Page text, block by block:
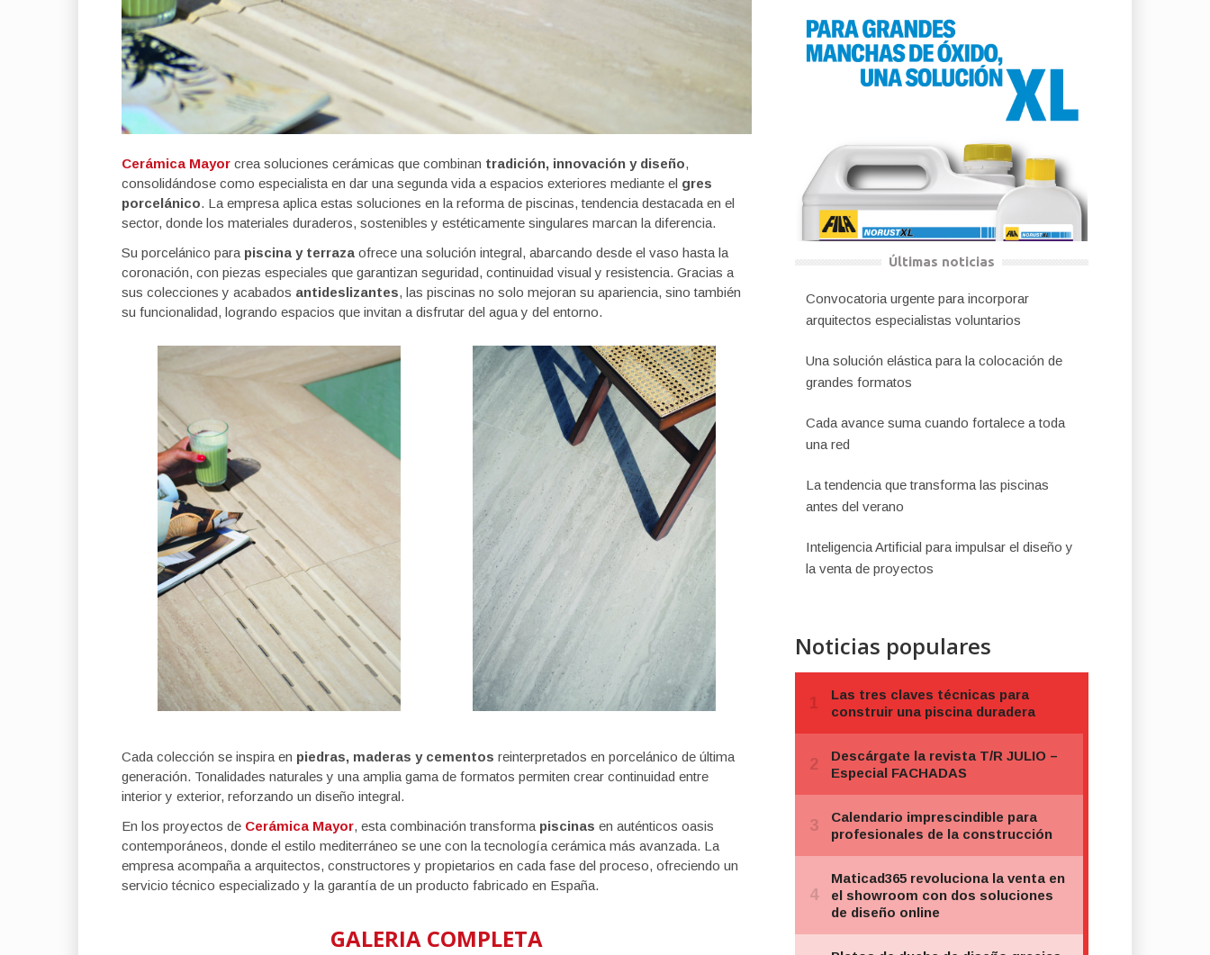
Cerámica Mayor crea soluciones cerámicas que combinan tradición, innovación y diseño,
consolidándose como especialista en dar una segunda vida a espacios exteriores mediante el gres
porcelánico. La empresa aplica estas soluciones en la reforma de piscinas, tendencia destacada en el
sector, donde los materiales duraderos, sostenibles y estéticamente singulares marcan la diferencia.
Su porcelánico para piscina y terraza ofrece una solución integral, abarcando desde el vaso hasta la
coronación, con piezas especiales que garantizan seguridad, continuidad visual y resistencia. Gracias a
sus colecciones y acabados antideslizantes, las piscinas no solo mejoran su apariencia, sino también
su funcionalidad, logrando espacios que invitan a disfrutar del agua y del entorno.
Cada colección se inspira en piedras, maderas y cementos reinterpretados en porcelánico de última
generación. Tonalidades naturales y una amplia gama de formatos permiten crear continuidad entre
interior y exterior, reforzando un diseño integral.
En los proyectos de Cerámica Mayor, esta combinación transforma piscinas en auténticos oasis
contemporáneos, donde el estilo mediterráneo se une con la tecnología cerámica más avanzada. La
empresa acompaña a arquitectos, constructores y propietarios en cada fase del proceso, ofreciendo un
servicio técnico especializado y la garantía de un producto fabricado en España.
GALERIA COMPLETA
Últimas noticias
Convocatoria urgente para incorporar
arquitectos especialistas voluntarios
Una solución elástica para la colocación de
grandes formatos
Cada avance suma cuando fortalece a toda
una red
La tendencia que transforma las piscinas
antes del verano
Inteligencia Artificial para impulsar el diseño y
la venta de proyectos
Noticias populares